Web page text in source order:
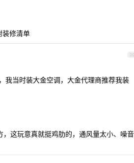
装修清单
20
我当时装大金空调，大金代理商推荐我装
这玩意真就挺鸡肋的，通风量太小、噪音